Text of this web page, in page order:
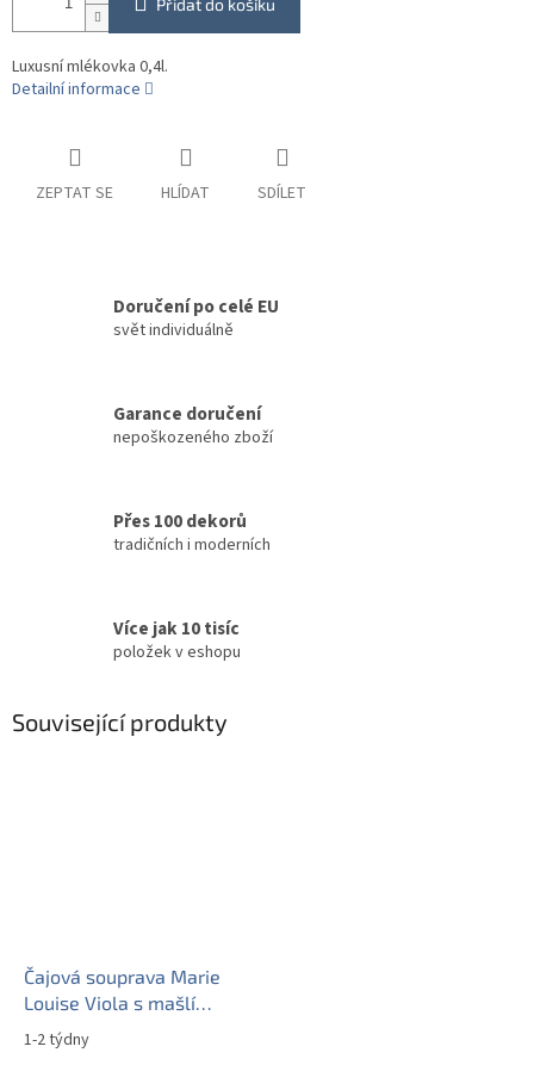
Přidat do košíku
Luxusní mlékovka 0,4l.
Detailní informace
ZEPTAT SE HLÍDAT SDÍLET
Doručení po celé EU
svět individuálně
Garance doručení
nepoškozeného zboží
Přes 100 dekorů
tradičních i moderních
Více jak 10 tisíc
položek v eshopu
Související produkty
Čajová souprava Marie
Louise Viola s mašlí
15dílná BB
1-2 týdny